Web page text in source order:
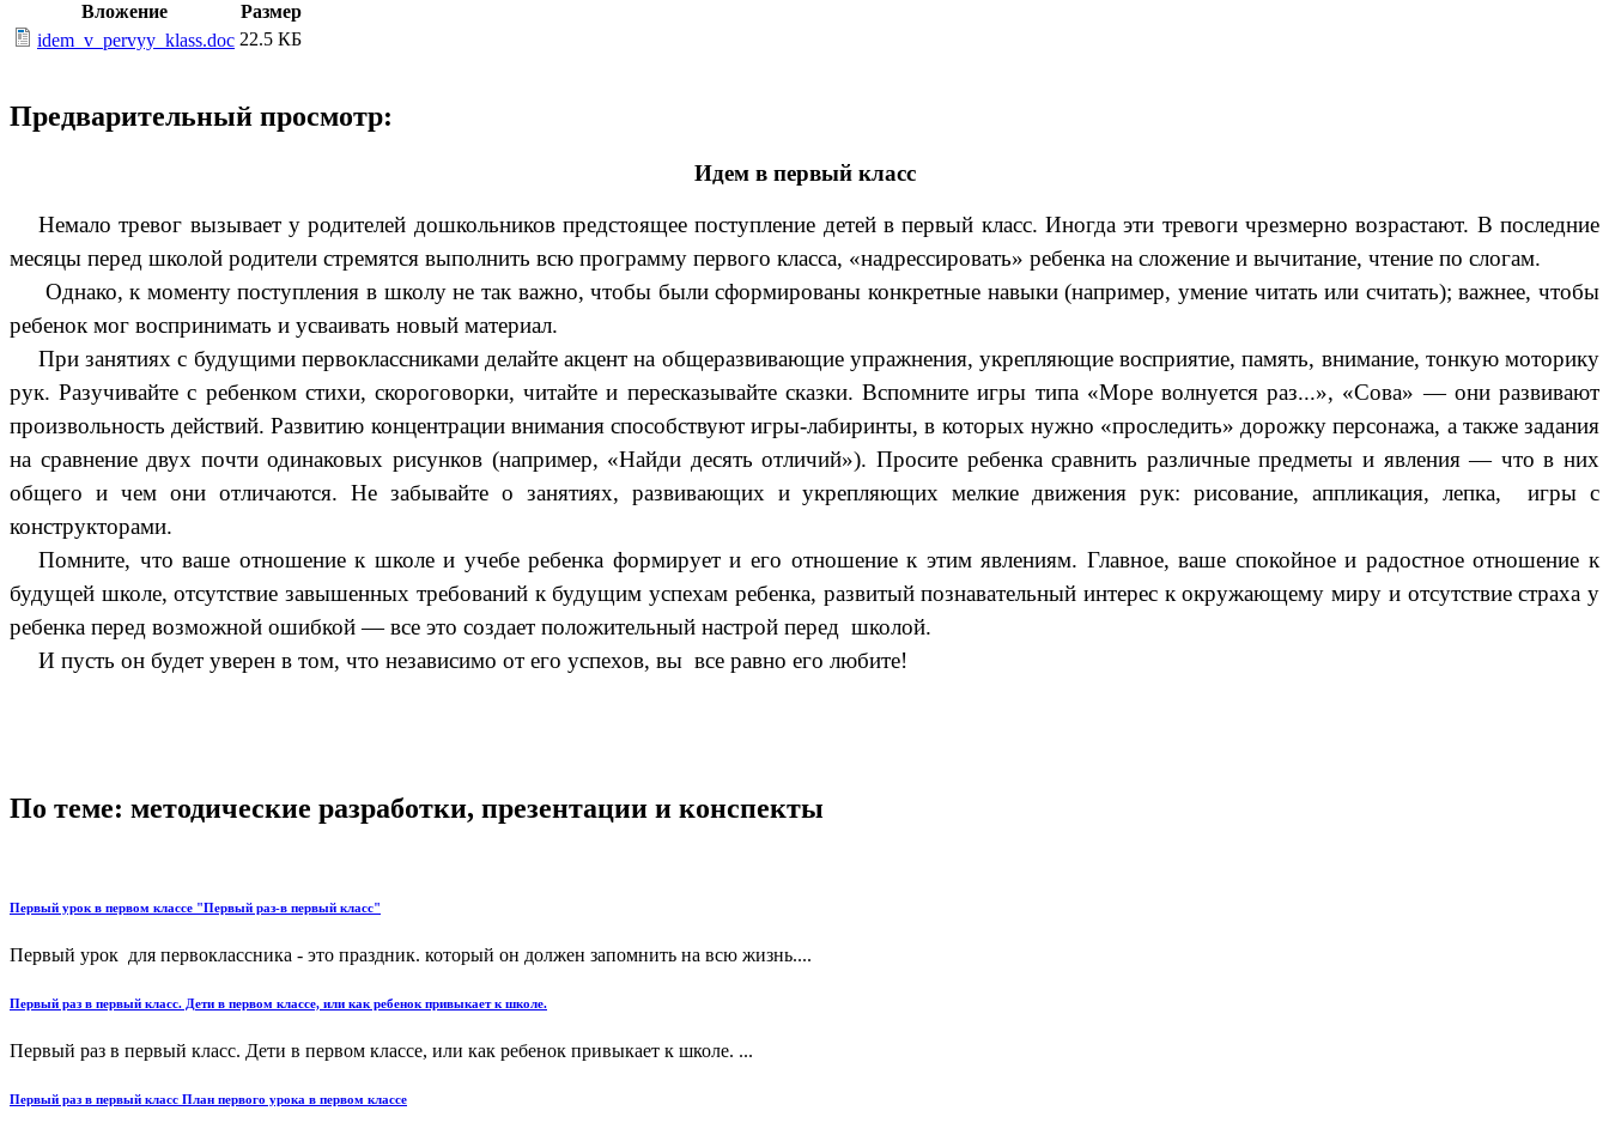
Вложение
Размер
idem_v_pervyy_klass.doc 22.5 КБ
Предварительный просмотр:
Идем в первый класс
Немало тревог вызывает у родителей дошкольников предстоящее поступление детей в первый класс. Иногда эти тревоги чрезмерно возрастают. В последние
месяцы перед школой родители стремятся выполнить всю программу первого класса, «надрессировать» ребенка на сложение и вычитание, чтение по слогам.
Однако, к моменту поступления в школу не так важно, чтобы были сформированы конкретные навыки (например, умение читать или считать); важнее, чтобы
ребенок мог воспринимать и усваивать новый материал.
При занятиях с будущими первоклассниками делайте акцент на общеразвивающие упражнения, укрепляющие восприятие, память, внимание, тонкую моторику
рук. Разучивайте с ребенком стихи, скороговорки, читайте и пересказывайте сказки. Вспомните игры типа «Море волнуется раз...», «Сова» — они развивают
произвольность действий. Развитию концентрации внимания способствуют игры-лабиринты, в которых нужно «проследить» дорожку персонажа, а также задания
на сравнение двух почти одинаковых рисунков (например, «Найди десять отличий»). Просите ребенка сравнить различные предметы и явления — что в них
общего и чем они отличаются. Не забывайте о занятиях, развивающих и укрепляющих мелкие движения рук: рисование, аппликация, лепка, игры с
конструкторами.
Помните, что ваше отношение к школе и учебе ребенка формирует и его отношение к этим явлениям. Главное, ваше спокойное и радостное отношение к
будущей школе, отсутствие завышенных требований к будущим успехам ребенка, развитый познавательный интерес к окружающему миру и отсутствие страха у
ребенка перед возможной ошибкой — все это создает положительный настрой перед школой.
И пусть он будет уверен в том, что независимо от его успехов, вы все равно его любите!
По теме: методические разработки, презентации и конспекты
Первый урок в первом классе "Первый раз-в первый класс"
Первый урок для первоклассника - это праздник. который он должен запомнить на всю жизнь....
Первый раз в первый класс. Дети в первом классе, или как ребенок привыкает к школе.
Первый раз в первый класс. Дети в первом классе, или как ребенок привыкает к школе. ...
Первый раз в первый класс План первого урока в первом классе